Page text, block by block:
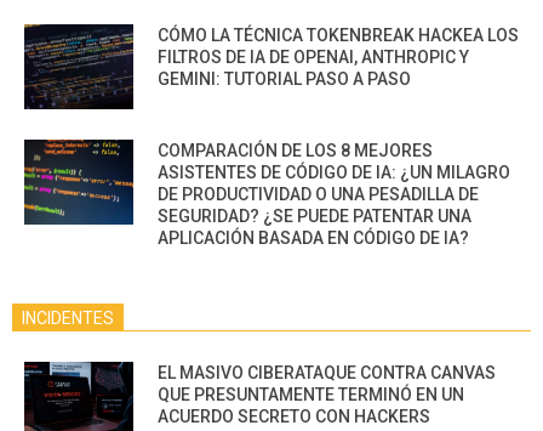
CÓMO LA TÉCNICA TOKENBREAK HACKEA LOS
FILTROS DE IA DE OPENAI, ANTHROPIC Y
GEMINI: TUTORIAL PASO A PASO
COMPARACIÓN DE LOS 8 MEJORES
ASISTENTES DE CÓDIGO DE IA: ¿UN MILAGRO
DE PRODUCTIVIDAD O UNA PESADILLA DE
SEGURIDAD? ¿SE PUEDE PATENTAR UNA
APLICACIÓN BASADA EN CÓDIGO DE IA?
INCIDENTES
EL MASIVO CIBERATAQUE CONTRA CANVAS
QUE PRESUNTAMENTE TERMINÓ EN UN
ACUERDO SECRETO CON HACKERS